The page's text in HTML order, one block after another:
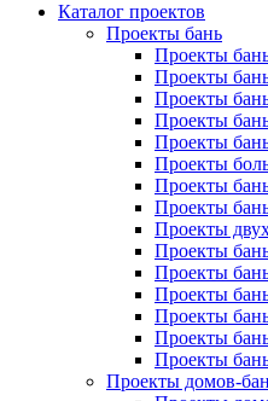
Каталог проектов
Проекты бань
Проекты
Проекты
Проекты
Проекты
Проекты
Проекты
Проекты
Проекты
Проекты
Проекты
Проекты
Проекты
Проекты
Проекты
Проекты
Проекты домов-